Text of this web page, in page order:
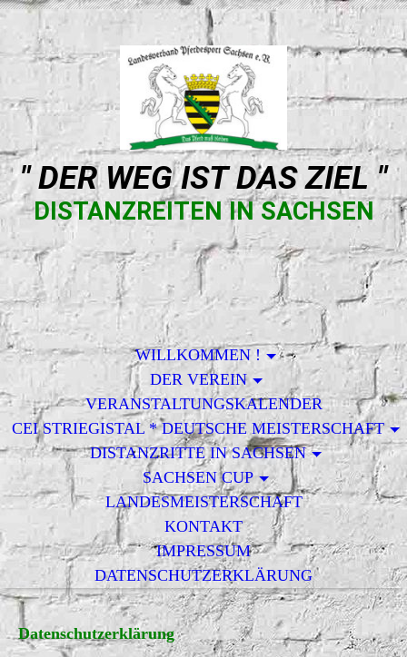
" DER WEG IST DAS ZIEL "
DISTANZREITEN IN SACHSEN
WILLKOMMEN !
DER VEREIN
VERANSTALTUNGSKALENDER
CEI STRIEGISTAL * DEUTSCHE MEISTERSCHAFT
DISTANZRITTE IN SACHSEN
SACHSEN CUP
LANDESMEISTERSCHAFT
KONTAKT
IMPRESSUM
DATENSCHUTZERKLÄRUNG
Datenschutzerklärung